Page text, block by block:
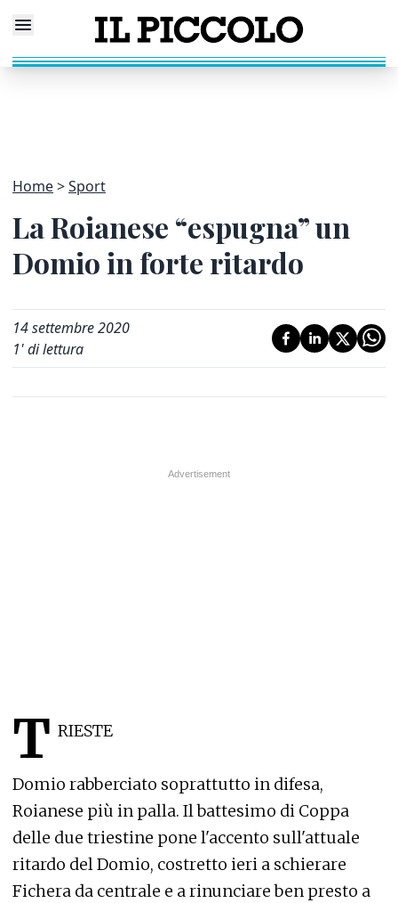
Home Sport
La Roianese “espugna” un
Domio in forte ritardo
14 settembre 2020
1' di lettura
T RIESTE
Domio rabberciato soprattutto in difesa,
Roianese più in palla. Il battesimo di Coppa
delle due triestine pone l'accento sull'attuale
ritardo del Domio, costretto ieri a schierare
Fichera da centrale e a rinunciare ben presto a